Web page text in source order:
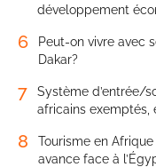
développement
6
Peut-on vivre avec
Dakar?
7
Système d’entrée/
africains exemptés,
8
Tourisme en
avance face à